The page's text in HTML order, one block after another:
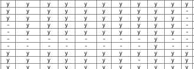
y y y y y y y y y y y
y y y y y y y y y y -
y y y y y y y y y y -
- y y y y y y y y y -
- y y y y y y y y y -
- - - - - - - - y - -
- - - - - - - - y - -
y y y y y y y y y y y
y y y y y y y - y y y
y y y y y y y y y y y